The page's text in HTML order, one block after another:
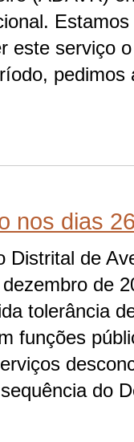
este serviço
pedimos
nos dias
Distrital de
de
tolerância
funções
do